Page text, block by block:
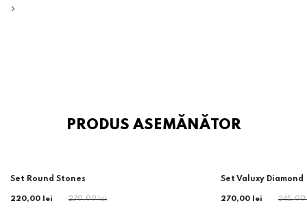
PRODUS ASEMĂNĂTOR
Set Round Stones
220,00 lei 279,99 lei
Set Valuxy Diamond
270,00 lei 345,99